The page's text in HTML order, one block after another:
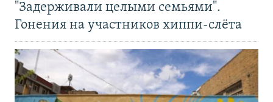
"Задерживали целыми семьями".
Гонения на участников хиппи-слёта